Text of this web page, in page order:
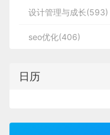
设计管理与成长(593)
seo优化(406)
日历